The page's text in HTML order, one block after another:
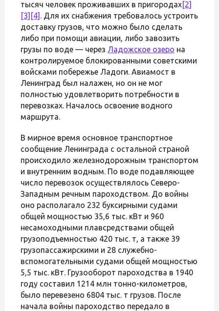
тысяч человек проживавших в пригородах[2]
[3] [4] . Для их снабжения требовалось устроить
доставку грузов, что можно было сделать
либо при помощи авиации, либо завозить
грузы по воде — через Ладожское озеро на
контролируемое блокированными советскими
войсками побережье Ладоги. Авиамост в
Ленинград был налажен, но он не мог
полностью удовлетворить потребности в
перевозках. Началось освоение водного
маршрута.
В мирное время основное транспортное
сообщение Ленинграда с остальной страной
происходило железнодорожным транспортом
и внутренним водным. По воде подавляющее
число перевозок осуществлялось Северо-
Западным речным пароходством. До войны
оно располагало 232 буксирными судами
общей мощностью 35,6 тыс. кВт и 960
несамоходными плавсредствами общей
грузоподъемностью 420 тыс. т, а также 39
грузопассажирскими и 28 служебно-
вспомогательными судами общей мощностью
5,5 тыс. кВт. Грузооборот пароходства в 1940
году составил 1214 млн тонно-километров,
было перевезено 6804 тыс. т грузов. После
начала войны пароходство передало в